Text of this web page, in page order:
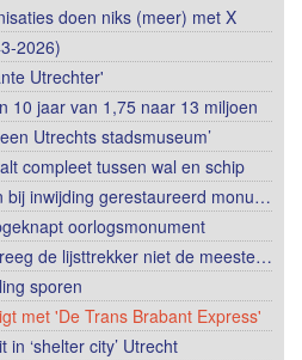
doen niks (meer) met X
2026)
Utrechter'
10 jaar van 1,75 naar 13 miljoen
Utrechts stadsmuseum’
compleet tussen wal en schip
bij inwijding gerestaureerd monu…
oorlogsmonument
de lijsttrekker niet de meeste…
sporen
met 'De Trans Brabant Express'
‘shelter city’ Utrecht